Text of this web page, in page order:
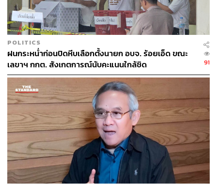
POLITICS
ฝนกระหน่ำก่อนปิดหีบเลือกตั้งนายก อบจ. ร้อยเอ็ด ขณะ
เลขาฯ กกต. สังเกตการณ์นับคะแนนใกล้ชิด
91